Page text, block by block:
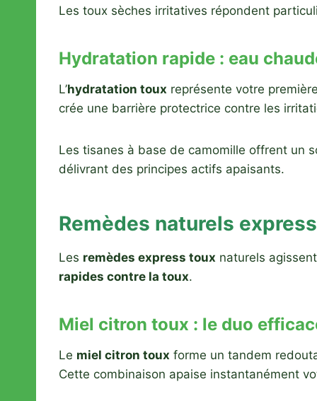
Les toux sèches irritatives répondent
Hydratation rapide : eau
L’hydratation toux représente votre
crée une barrière protectrice contre les
Les tisanes à base de camomille offrent un
délivrant des principes actifs apaisants.
Remèdes naturels
Les remèdes express toux naturels
rapides contre la toux.
Miel citron toux : le duo
Le miel citron toux forme un tandem
Cette combinaison apaise instantanément